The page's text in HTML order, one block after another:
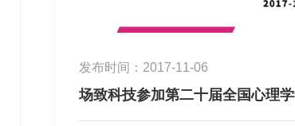
发布时间：2017-11-06
场致科技参加第二十届全国心理